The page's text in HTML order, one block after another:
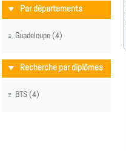
Par départements
Guadeloupe (4)
Recherche par diplômes
BTS (4)